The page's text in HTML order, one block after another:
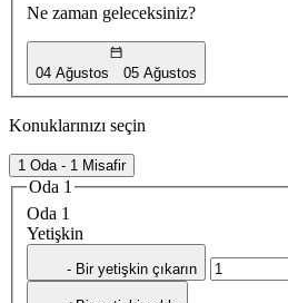
Ne zaman geleceksiniz?
04 Ağustos 05 Ağustos
Konuklarınızı seçin
1 Oda - 1 Misafir
Oda 1
Oda 1
Yetişkin
- Bir yetişkin çıkarın